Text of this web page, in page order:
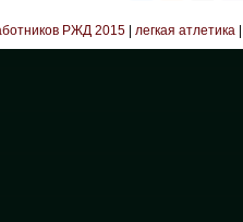
РЖД 2015 легкая атлетика